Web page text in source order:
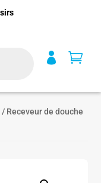
 
/ Receveur de douche